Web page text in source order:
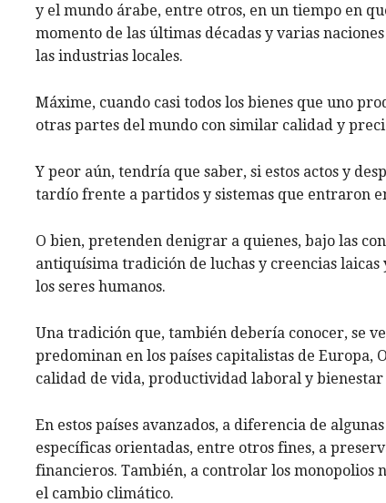
y el mundo árabe, entre otros, en un tiempo en
momento de las últimas décadas y varias
las industrias locales.
Máxime, cuando casi todos los bienes que uno
otras partes del mundo con similar calidad y
Y peor aún, tendría que saber, si estos actos y
tardío frente a partidos y sistemas que entraron
O bien, pretenden denigrar a quienes, bajo las
antiquísima tradición de luchas y creencias
los seres humanos.
Una tradición que, también debería conocer, se
predominan en los países capitalistas de Europa,
calidad de vida, productividad laboral y bienestar
En estos países avanzados, a diferencia de
específicas orientadas, entre otros fines, a
financieros. También, a controlar los
el cambio climático.